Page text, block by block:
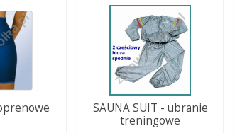
SAUNA SUIT - ubranie
treningowe